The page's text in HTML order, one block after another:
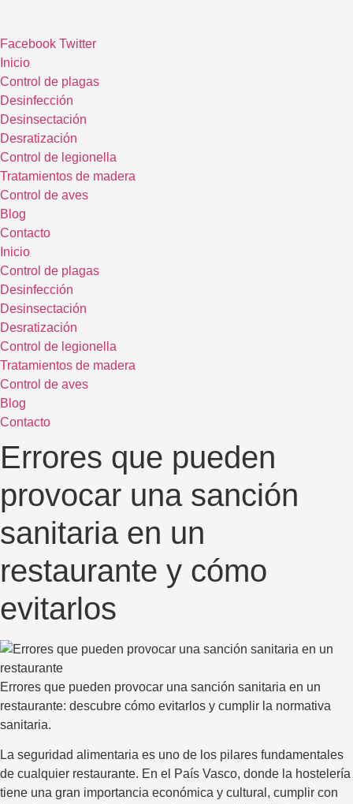
al
contenido
Facebook Twitter
Inicio
Control de plagas
Desinfección
Desinsectación
Desratización
Control de legionella
Tratamientos de madera
Control de aves
Blog
Contacto
Inicio
Control de plagas
Desinfección
Desinsectación
Desratización
Control de legionella
Tratamientos de madera
Control de aves
Blog
Contacto
Errores que pueden
provocar una sanción
sanitaria en un
restaurante y cómo
evitarlos
Errores que pueden provocar una sanción sanitaria en un
restaurante: descubre cómo evitarlos y cumplir la normativa
sanitaria.
La seguridad alimentaria es uno de los pilares fundamentales
de cualquier restaurante. En el País Vasco, donde la hostelería
tiene una gran importancia económica y cultural, cumplir con